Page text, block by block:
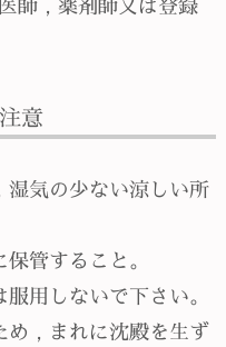
師，薬剤師又は登録
意
湿気の少ない涼しい所
管すること。
用しないで下さい。
め，まれに沈殿を生ず